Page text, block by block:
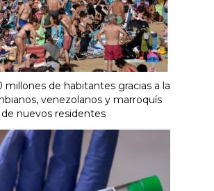
millones de habitantes gracias a la
venezolanos y marroquís
nuevos residentes